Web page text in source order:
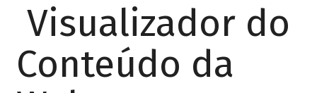
Visualizador do
Conteúdo da